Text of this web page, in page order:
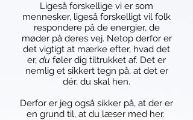
Ligeså forskellige vi er som
mennesker, ligeså forskelligt vil folk
respondere på de energier, de
møder på deres vej. Netop derfor er
det vigtigt at mærke efter, hvad det
er, du føler dig tiltrukket af. Det er
nemlig et sikkert tegn på, at det er
dér, du skal hen.
Derfor er jeg også sikker på, at der er
en grund til, at du læser med her.